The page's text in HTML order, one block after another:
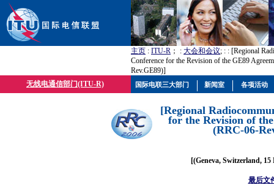
主页 : ITU-R ； : 大会和会议; : : [Regional
Conference for the Revision of the GE89
Rev.GE89)]
无线电通信部门(ITU-R)
[Regional
for the Revision of
(RRC-06-
[(Geneva, Switzerland, 15
最后文
国际电联三大部门 新闻室 各项活动